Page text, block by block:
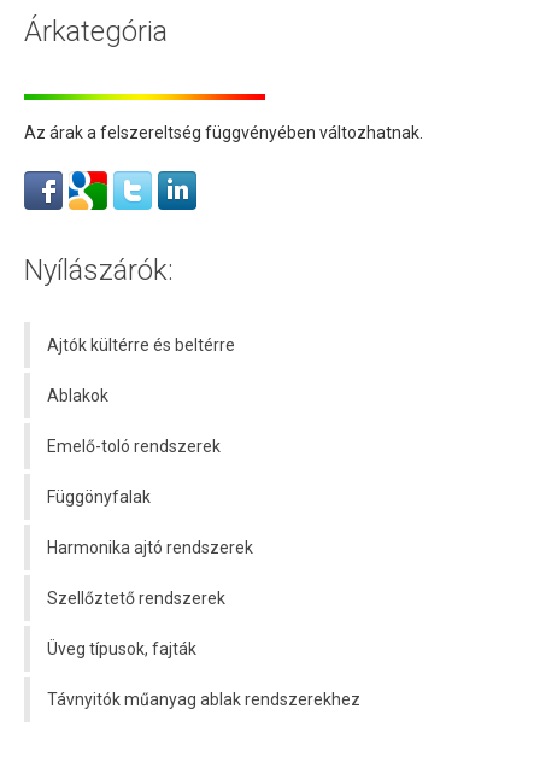
Árkategória
Az árak a felszereltség függvényében változhatnak.
Nyílászárók:
Ajtók kültérre és beltérre
Ablakok
Emelő-toló rendszerek
Függönyfalak
Harmonika ajtó rendszerek
Szellőztető rendszerek
Üveg típusok, fajták
Távnyitók műanyag ablak rendszerekhez